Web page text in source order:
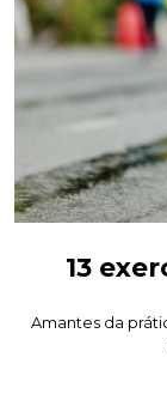
13
Amantes da